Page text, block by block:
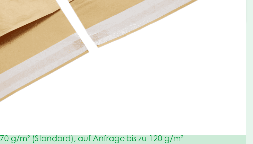
100% FCS-Kraftpapier
gebleicht oder ungebleicht
70 g/m² (Standard), auf Anfrage bis zu 120 g/m²